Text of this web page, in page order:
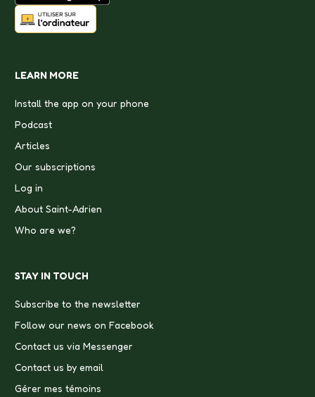
LEARN MORE
Install the app on your phone
Podcast
Articles
Our subscriptions
Log in
About Saint-Adrien
Who are we?
STAY IN TOUCH
Subscribe to the newsletter
Follow our news on Facebook
Contact us via Messenger
Contact us by email
Gérer mes témoins